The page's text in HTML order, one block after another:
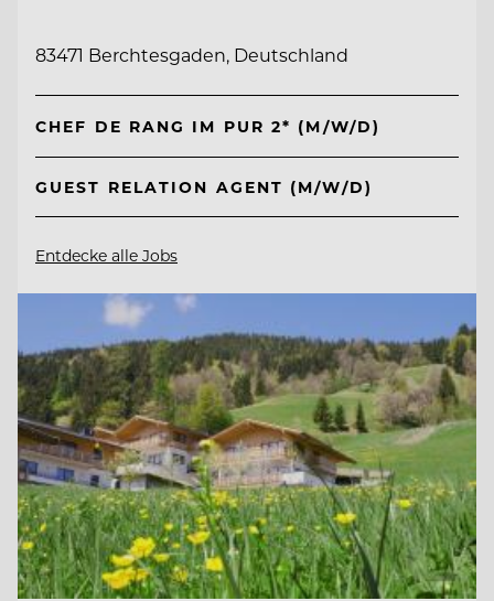
83471 Berchtesgaden, Deutschland
CHEF DE RANG IM PUR 2* (M/W/D)
GUEST RELATION AGENT (M/W/D)
Entdecke alle Jobs